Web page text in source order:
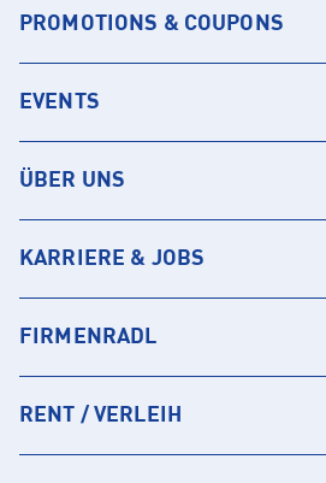
PROMOTIONS & COUPONS
EVENTS
ÜBER UNS
KARRIERE & JOBS
FIRMENRADL
RENT / VERLEIH